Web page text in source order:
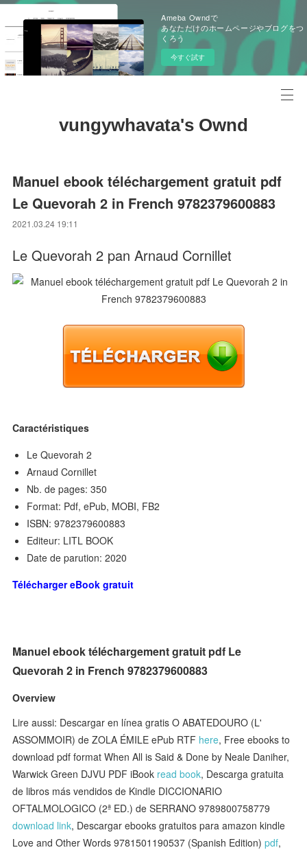
Ameba Owndで
あなただけのホームページやブログをつ
くろう
今すぐ試す
vungywhavata's Ownd
Manuel ebook téléchargement gratuit pdf
Le Quevorah 2 in French 9782379600883
2021.03.24 19:11
Le Quevorah 2 pan Arnaud Cornillet
Caractéristiques
Le Quevorah 2
Arnaud Cornillet
Nb. de pages: 350
Format: Pdf, ePub, MOBI, FB2
ISBN: 9782379600883
Editeur: LITL BOOK
Date de parution: 2020
Télécharger eBook gratuit
Manuel ebook téléchargement gratuit pdf Le
Quevorah 2 in French 9782379600883
Overview
Lire aussi: Descargar en línea gratis O ABATEDOURO (L'
ASSOMMOIR) de ZOLA ÉMILE ePub RTF here, Free ebooks to
download pdf format When All is Said & Done by Neale Daniher,
Warwick Green DJVU PDF iBook read book, Descarga gratuita
de libros más vendidos de Kindle DICCIONARIO
OFTALMOLOGICO (2ª ED.) de SERRANO 9789800758779
download link, Descargar ebooks gratuitos para amazon kindle
Love and Other Words 9781501190537 (Spanish Edition)pdf,